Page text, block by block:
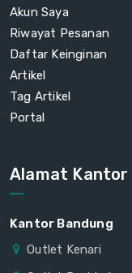
Akun Saya
Riwayat Pesanan
Daftar Keinginan
Artikel
Tag Artikel
Portal
Alamat Kantor
Kantor Bandung
Outlet Kenari